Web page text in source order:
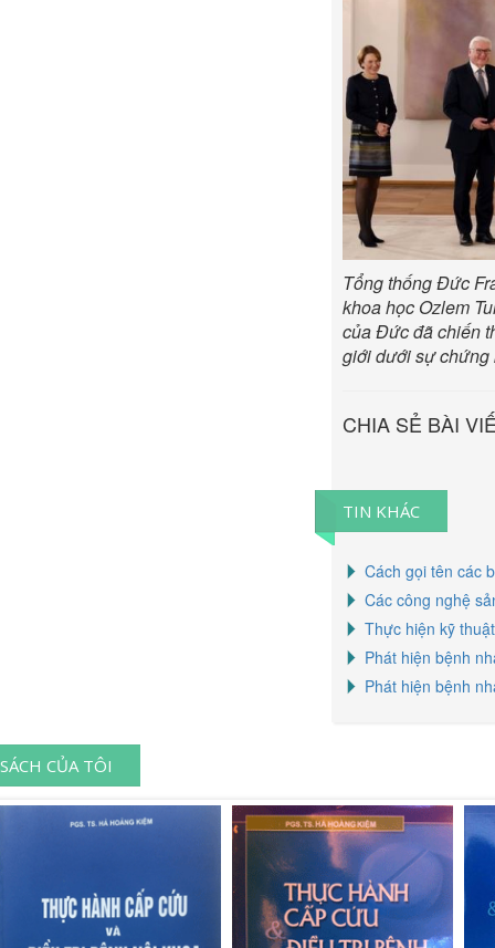
Tổng thống Đức
khoa học Ozlem
của Đức đã chiến
giớidưới sự chứng
CHIA SẺ BÀI
TIN KHÁC
Cách gọi tên các
Các công nghệ
Thực hiện kỹ
Phát hiện bệnh
Phát hiện bệnh
SÁCH CỦA TÔI